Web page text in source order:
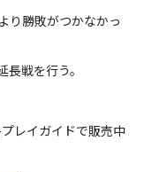
り勝敗がつかなかっ
戦を行う。
レイガイドで販売中